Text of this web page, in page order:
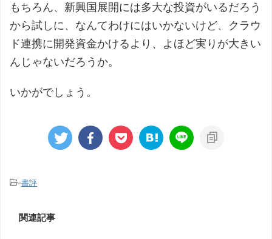
もちろん、新興国展開には多大な投資がいるだろう
から試しに、なんてわけにはいかないけど、クラウ
ド連携に開発資金かけるより、よほど実りが大きい
んじゃないだろうか。
いかがでしょう。
-書評
関連記事